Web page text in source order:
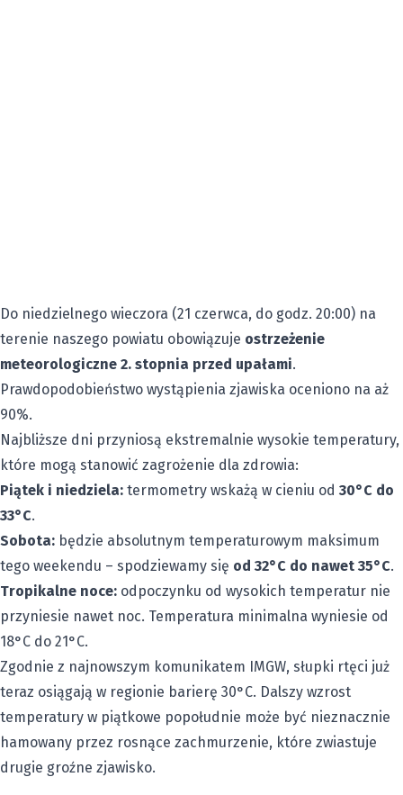
Do niedzielnego wieczora (21 czerwca, do godz. 20:00) na
terenie naszego powiatu obowiązuje ostrzeżenie
meteorologiczne 2. stopnia przed upałami.
Prawdopodobieństwo wystąpienia zjawiska oceniono na aż
90%.
Najbliższe dni przyniosą ekstremalnie wysokie temperatury,
które mogą stanowić zagrożenie dla zdrowia:
Piątek i niedziela: termometry wskażą w cieniu od 30°C do
33°C.
Sobota: będzie absolutnym temperaturowym maksimum
tego weekendu – spodziewamy się od 32°C do nawet 35°C.
Tropikalne noce: odpoczynku od wysokich temperatur nie
przyniesie nawet noc. Temperatura minimalna wyniesie od
18°C do 21°C.
Zgodnie z najnowszym komunikatem IMGW, słupki rtęci już
teraz osiągają w regionie barierę 30°C. Dalszy wzrost
temperatury w piątkowe popołudnie może być nieznacznie
hamowany przez rosnące zachmurzenie, które zwiastuje
drugie groźne zjawisko.